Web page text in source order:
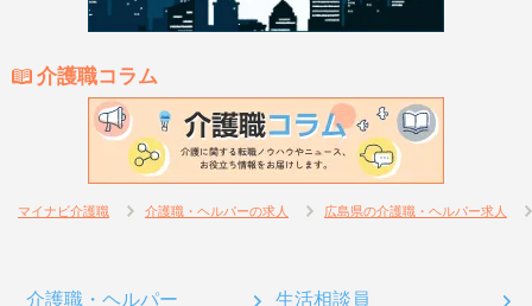
介護職コラム
マイナビ介護職 介護職・ヘルパーの求人 広島県の介護職・ヘルパー求人
介護職・ヘルパー 生活相談員